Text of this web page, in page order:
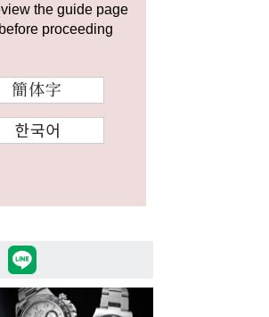
the guide page
proceeding